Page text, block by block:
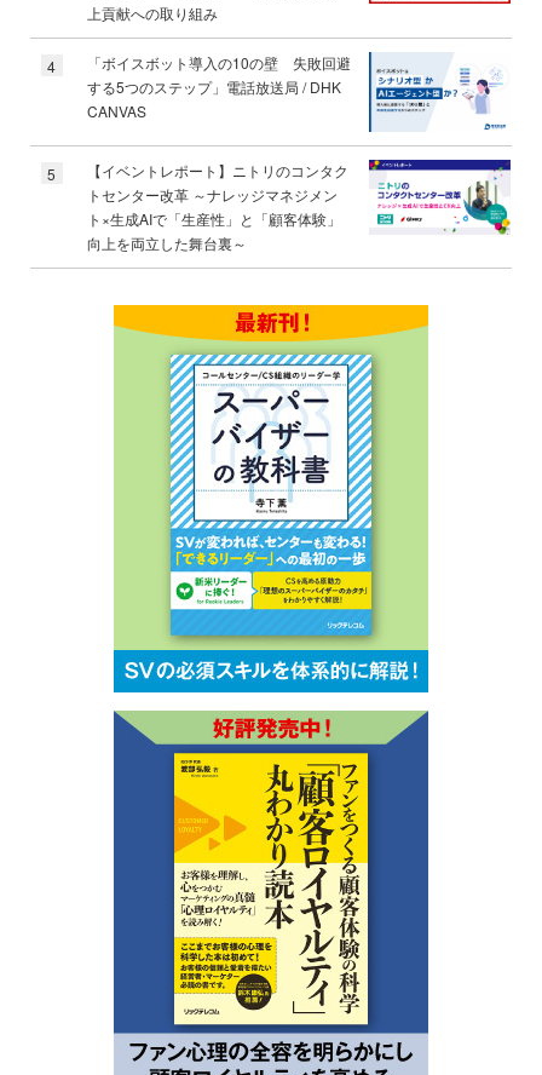
上貢献への取り組み
4
「ボイスボット導入の10の壁 失敗回避
する5つのステップ」電話放送局 / DHK
CANVAS
5
【イベントレポート】ニトリのコンタク
トセンター改革 ～ナレッジマネジメン
ト×生成AIで「生産性」と「顧客体験」
向上を両立した舞台裏～